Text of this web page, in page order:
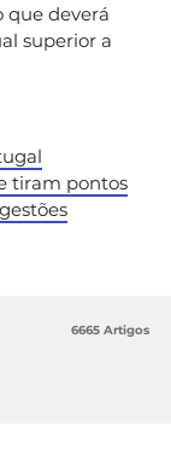
que deverá
superior a
tiram pontos
6665 Artigos